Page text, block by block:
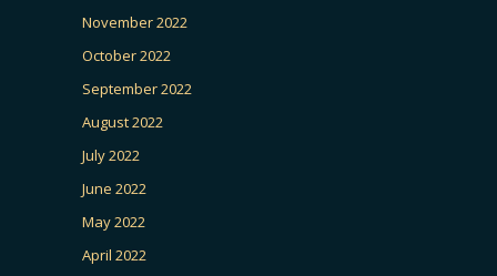
November 2022
October 2022
September 2022
August 2022
July 2022
June 2022
May 2022
April 2022